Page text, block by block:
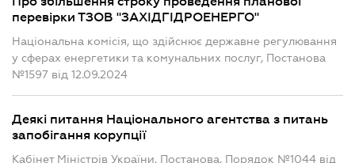
перевірки ТЗОВ "ЗАХІДГІДРОЕНЕРГО"
Національна комісія, що здійснює державне регулювання
у сферах енергетики та комунальних послуг, Постанова
№1597 від 12.09.2024
Деякі питання Національного агентства з питань
запобігання корупції
Кабінет Міністрів України, Постанова, Порядок №1044 від